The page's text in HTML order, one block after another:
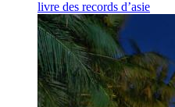
livre des records d’asie